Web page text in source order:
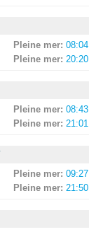
Pleine mer: 08:04
Pleine mer: 20:20
Pleine mer: 08:43
Pleine mer: 21:01
Pleine mer: 09:27
Pleine mer: 21:50